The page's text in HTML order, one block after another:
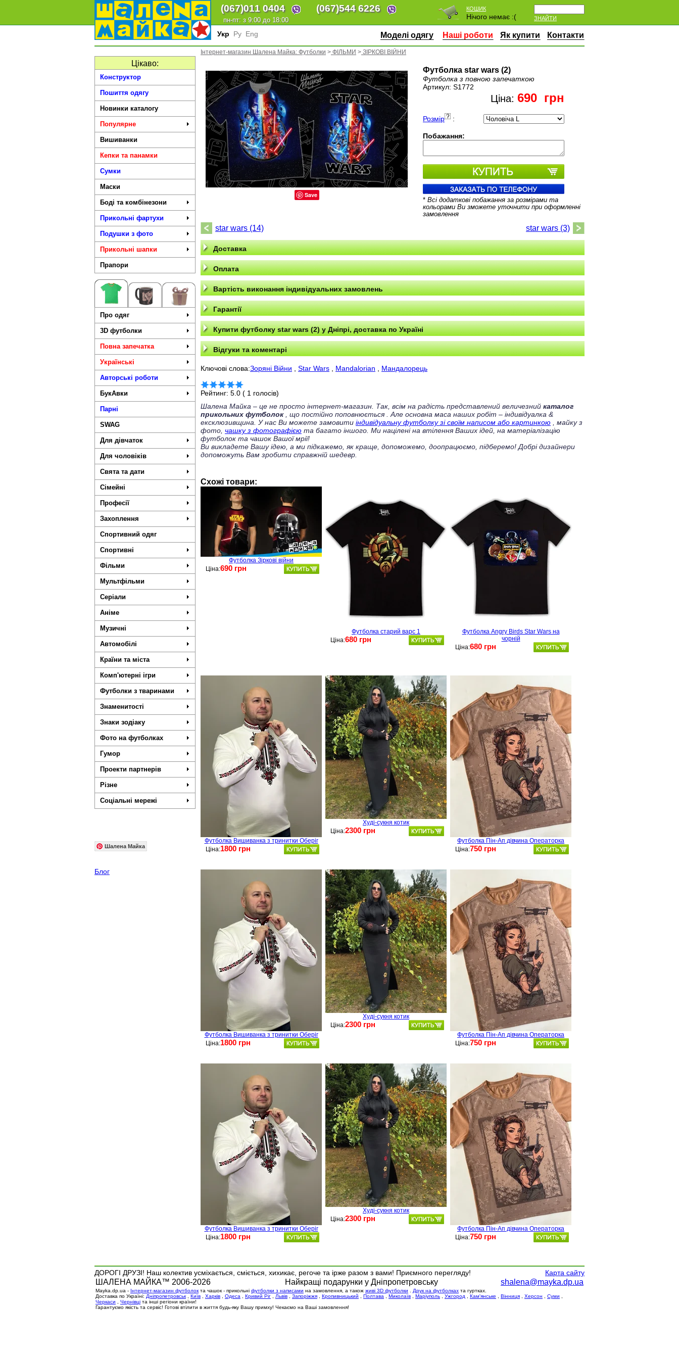
(067)011 0404 (067)544 6226
пн-пт: з 9:00 до 18:00 ЗНАЙТИ
КОШИК
Нічого немає :(
Укр Ру Eng Моделі одягу Наші роботи Як купити Контакти
Цікаво:
Конструктор
Пошиття одягу
Новинки каталогу
Популярне
Вишиванки
Кепки та панамки
Сумки
Маски
Боді та комбінезони
Прикольні фартухи
Подушки з фото
Прикольні шапки
Прапори
Про одяг
3D футболки
Повна запечатка
Українські
Авторські роботи
БукАвки
Парні
SWAG
Для дівчаток
Для чоловіків
Свята та дати
Сімейні
Професії
Захоплення
Спортивний одяг
Спортивні
Фільми
Мультфільми
Серіали
Аніме
Музичні
Автомобілі
Країни та міста
Комп'ютерні ігри
Футболки з тваринами
Знаменитості
Знаки зодіаку
Фото на футболках
Гумор
Проекти партнерів
Різне
Соціальні мережі
Шалена Майка
Блог
Інтернет-магазин Шалена Майка: Футболки > ФІЛЬМИ > ЗІРКОВІ ВІЙНИ
Save
Футболка star wars (2)
Футболка з повною запечаткою
Артикул: S1772
Ціна: 690 грн
Розмір :
Побажання:
* Всі додаткові побажання за розмірами та
кольорами Ви зможете уточнити при оформленні
замовлення
star wars (14) star wars (3)
Доставка
Оплата
Вартість виконання індивідуальних замовлень
Гарантії
Купити футболку star wars (2) у Дніпрі, доставка по Україні
Відгуки та коментарі
Ключові слова:Зоряні Війни Star Wars Mandalorian Мандалорець
Рейтинг: 5.0 ( 1 голосів)
Шалена Майка – це не просто інтернет-магазин. Так, всім на радість представлений величезний каталог
прикольних футболок, що постійно поповнюється
. Але основна маса наших робіт – індивідуалка &
ексклюзивщина. У нас Ви можете замовити індивідуальну футболку зі своїм написом або картинкою , майку з
фото, чашку з фотографією та багато іншого. Ми націлені на втілення Ваших ідей, на матеріалізацію
футболок та чашок Вашої мрії!
Ви викладете Вашу ідею, а ми підкажемо, як краще, допоможемо, доопрацюємо, підберемо! Добрі дизайнери
допоможуть Вам зробити справжній шедевр.
Схожі товари:
Футболка Зіркові війни
Ціна:690 грн
Футболка старий варс 1
Ціна:680 грн
Футболка Angry Birds Star Wars на
чорній
Ціна:680 грн
Футболка Вишиванка з тринитки Оберіг
Ціна:1800 грн
Худі-сукня котик
Ціна:2300 грн
Футболка Пін-Ап дівчина Операторка
Ціна:750 грн
Футболка Вишиванка з тринитки Оберіг
Ціна:1800 грн
Худі-сукня котик
Ціна:2300 грн
Футболка Пін-Ап дівчина Операторка
Ціна:750 грн
Футболка Вишиванка з тринитки Оберіг
Ціна:1800 грн
Худі-сукня котик
Ціна:2300 грн
Футболка Пін-Ап дівчина Операторка
Ціна:750 грн
Карта сайту
ДОРОГІ ДРУЗІ! Наш колектив усміхається, сміється, хихикає, регоче та ірже разом з вами! Приємного перегляду!
ШАЛЕНА МАЙКА™ 2006-2026 Найкращі подарунки у Дніпропетровську shalena@mayka.dp.ua
Mayka.dp.ua - Інтернет-магазин футболок та чашок - прикольні футболки з написами на замовлення, а також живі 3D футболки Друк на футболках та гуртках.
Доставка по Україні: Дніпропетровськ Київ Харків Одеса Кривий Ріг Львів Запоріжжя Кропивницький Полтава Миколаїв Маріуполь Ужгород Кам'янське Вінниця Херсон Суми
Черкаси
Чернівці та інші регіони країни!
Гарантуємо якість та сервіс! Готові втілити в життя будь-яку Вашу примху! Чекаємо на Ваші замовлення!